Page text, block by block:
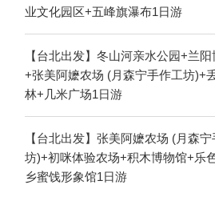
业文化园区+五峰旗瀑布1日游
【台北出发】冬山河亲水公园+兰
+张美阿嬷农场 (月森宁手作工坊)+
林+几米广场1日游
【台北出发】张美阿嬷农场 (月森
坊)+初咪体验农场+积木博物馆+乐
乡蜜饯形象馆1日游